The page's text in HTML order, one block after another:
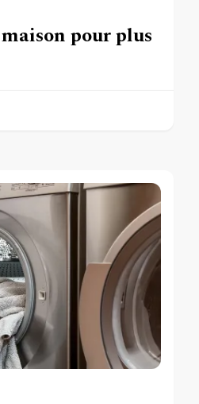
pour plus